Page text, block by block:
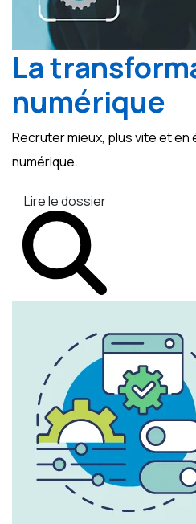
La
numérique
Recruter mieux, plus vite et en
numérique.
Lire le dossier